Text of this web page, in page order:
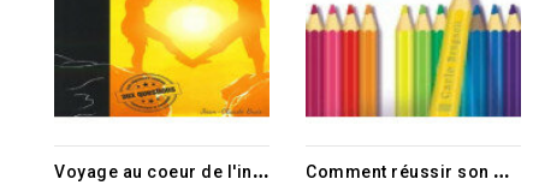
V
oyage au coeur de l'intimité du couple RUPTURE DE STOCK C
omment réussir son mariage